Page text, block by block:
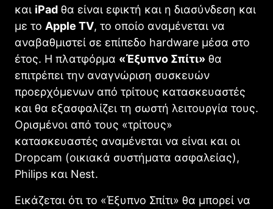
και iPad θα είναι εφικτή και η διασύνδεση και
με το Apple TV, το οποίο αναμένεται να
αναβαθμιστεί σε επίπεδο hardware μέσα στο
έτος. Η πλατφόρμα «Έξυπνο Σπίτι» θα
επιτρέπει την αναγνώριση συσκευών
προερχόμενων από τρίτους κατασκευαστές
και θα εξασφαλίζει τη σωστή λειτουργία τους.
Ορισμένοι από τους «τρίτους»
κατασκευαστές αναμένεται να είναι και οι
Dropcam (οικιακά συστήματα ασφαλείας),
Philips και Nest.
Εικάζεται ότι το «Έξυπνο Σπίτι» θα μπορεί να